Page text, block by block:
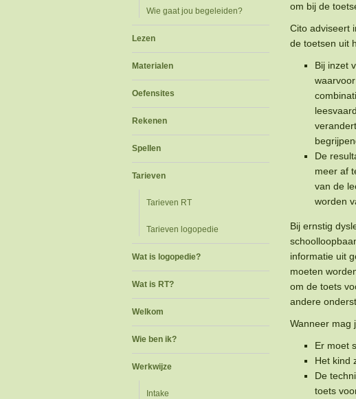
Wie gaat jou begeleiden?
Lezen
Materialen
Oefensites
Rekenen
Spellen
Tarieven
Tarieven RT
Tarieven logopedie
Wat is logopedie?
Wat is RT?
Welkom
Wie ben ik?
Werkwijze
Intake
om bij de
Cito adviseert
de toetsen uit
Bij inzet
De
meer af
van de
worden
Bij ernstig
informatie uit
moeten
om de toets
andere
Wanneer mag
Er moet
Het kind
De
toets